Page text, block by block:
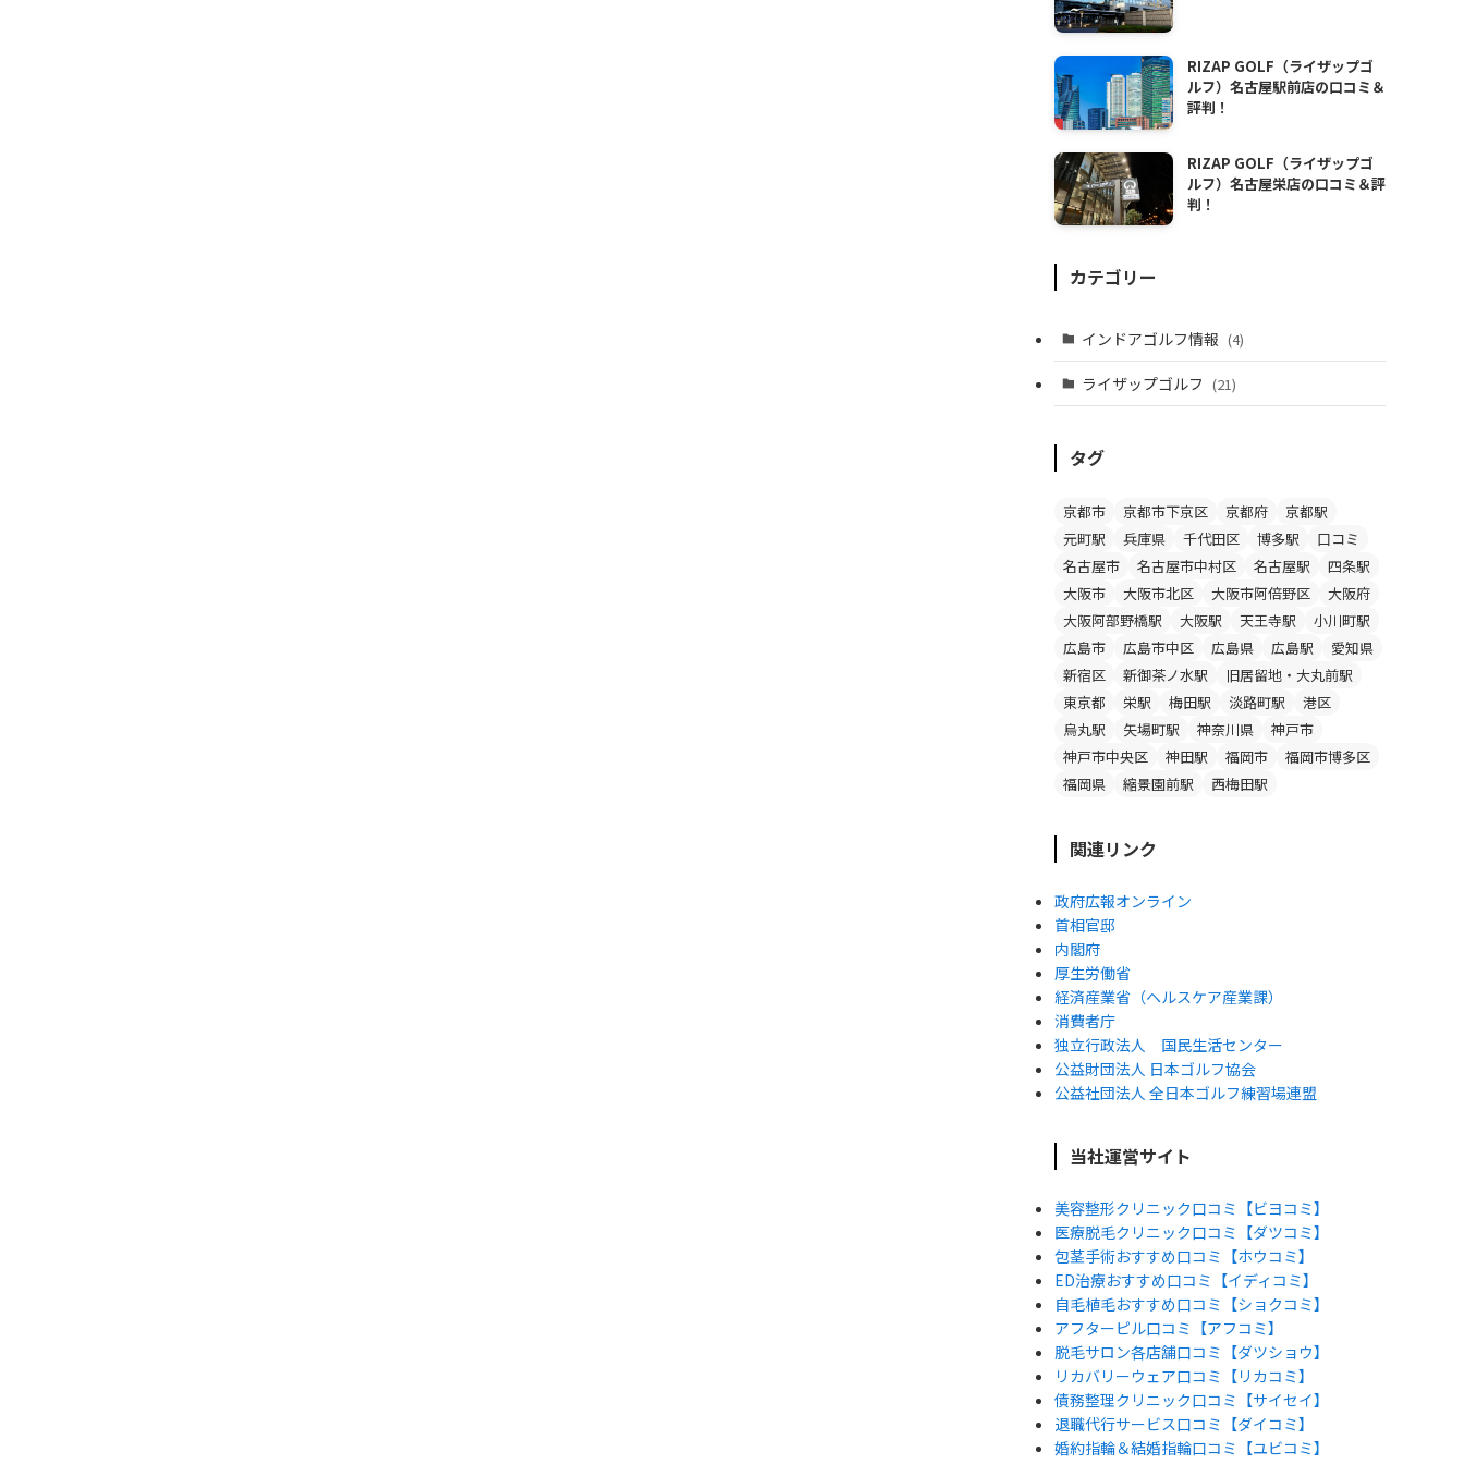
RIZAP GOLF（ライザップゴ
ルフ）名古屋駅前店の口コミ＆
評判！
RIZAP GOLF（ライザップゴ
ルフ）名古屋栄店の口コミ＆評
判！
カテゴリー
インドアゴルフ情報 (4)
ライザップゴルフ (21)
タグ
京都市 京都市下京区 京都府
京都駅
元町駅
兵庫県 千代田区 博多駅
口コミ
名古屋市
名古屋市中村区 名古屋駅
四条駅
大阪市
大阪市北区 大阪市阿倍野区
大阪府
大阪阿部野橋駅
大阪駅 天王寺駅
小川町駅
広島市
広島市中区 広島県 広島駅
愛知県
新宿区
新御茶ノ水駅
旧居留地・大丸前駅
東京都
栄駅 梅田駅 淡路町駅
港区
烏丸駅
矢場町駅 神奈川県
神戸市
神戸市中央区
神田駅 福岡市
福岡市博多区
福岡県
縮景園前駅 西梅田駅
関連リンク
政府広報オンライン
首相官邸
内閣府
厚生労働省
経済産業省（ヘルスケア産業課）
消費者庁
独立行政法人 国民生活センター
公益財団法人 日本ゴルフ協会
公益社団法人 全日本ゴルフ練習場連盟
当社運営サイト
美容整形クリニック口コミ【ビヨコミ】
医療脱毛クリニック口コミ【ダツコミ】
包茎手術おすすめ口コミ【ホウコミ】
ED治療おすすめ口コミ【イディコミ】
自毛植毛おすすめ口コミ【ショクコミ】
アフターピル口コミ【アフコミ】
脱毛サロン各店舗口コミ【ダツショウ】
リカバリーウェア口コミ【リカコミ】
債務整理クリニック口コミ【サイセイ】
退職代行サービス口コミ【ダイコミ】
婚約指輪＆結婚指輪口コミ【ユビコミ】